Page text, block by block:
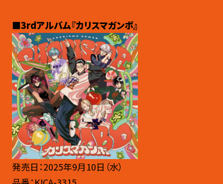
■3rdアルバム『カリスマガンボ』
発売日：2025年9月10日（水）